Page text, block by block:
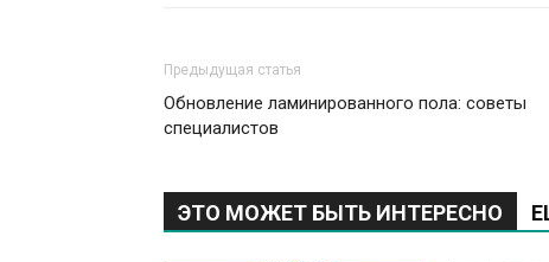
Предыдущая статья
Обновление ламинированного пола: советы
специалистов
ЭТО МОЖЕТ БЫТЬ ИНТЕРЕСНО